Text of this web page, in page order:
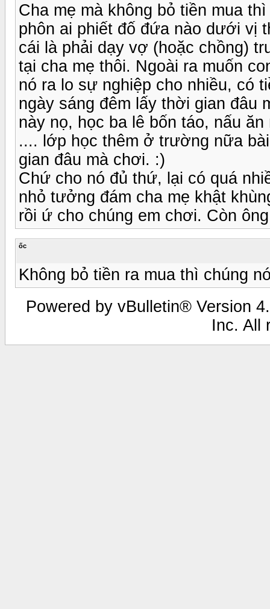
Cha mẹ mà không bỏ tiền mua
phôn ai phiết đố đứa nào dưới vị
cái là phải dạy vợ (hoặc chồng)
tại cha mẹ thôi. Ngoài ra muốn
nó ra lo sự nghiệp cho nhiều, có
ngày sáng đêm lấy thời gian đâu
này nọ, học ba lê bốn táo, nấu
.... lớp học thêm ở trường nữa
gian đâu mà chơi. :)
Chứ cho nó đủ thứ, lại có quá
nhỏ tưởng đám cha mẹ khật
rồi ứ cho chúng em chơi. Còn
ốc
Không bỏ tiền ra mua thì chúng
Powered by vBulletin® Version
Inc. All